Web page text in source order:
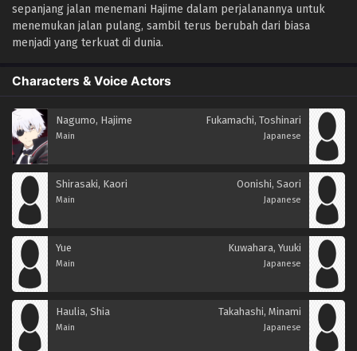
sepanjang jalan menemani Hajime dalam perjalanannya untuk
menemukan jalan pulang, sambil terus berubah dari biasa
menjadi yang terkuat di dunia.
Characters & Voice Actors
Nagumo, Hajime
Main
Fukamachi, Toshinari
Japanese
Shirasaki, Kaori
Main
Oonishi, Saori
Japanese
Yue
Main
Kuwahara, Yuuki
Japanese
Haulia, Shia
Main
Takahashi, Minami
Japanese